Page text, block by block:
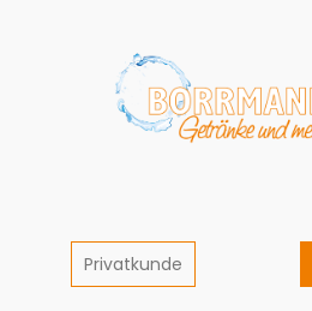
Privatkunde